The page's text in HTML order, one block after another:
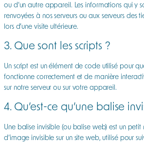
ou d’un autre appareil. Les informations qui y
renvoyées à nos serveurs ou aux serveurs des
lors d’une visite ultérieure.
3. Que sont les scripts ?
Un script est un élément de code utilisé pour
fonctionne correctement et de manière
sur notre serveur ou sur votre appareil.
4. Qu’est-ce qu’une balise
Une balise invisible (ou balise web) est un
d’image invisible sur un site web, utilisé pour